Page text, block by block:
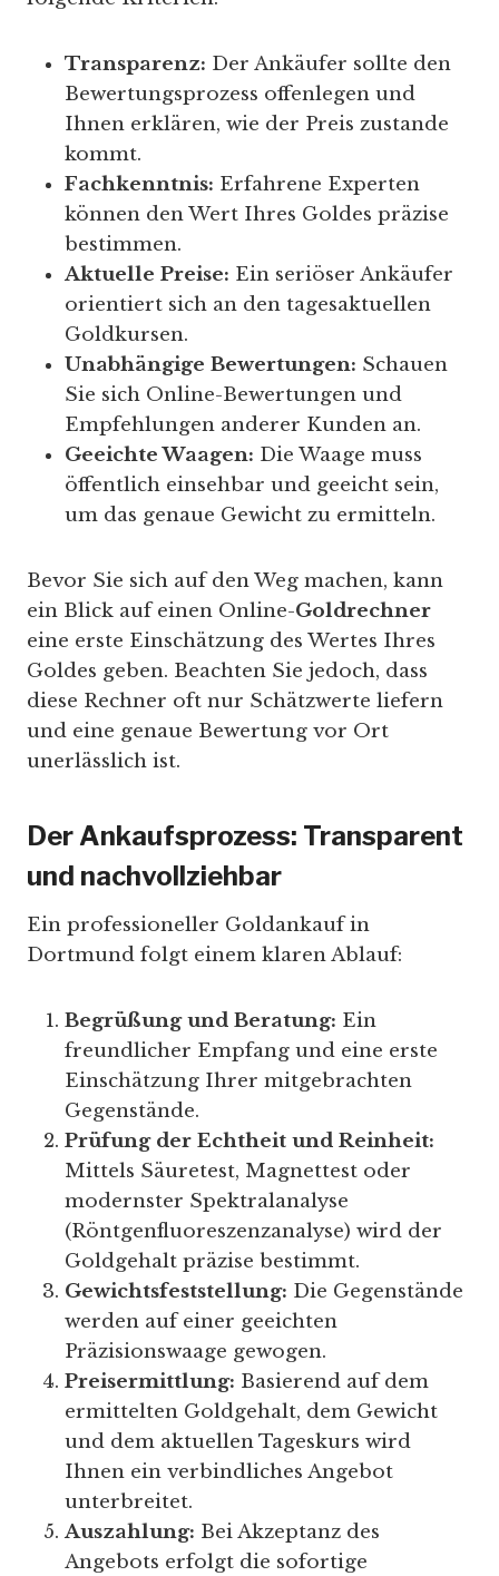
Transparenz: Der Ankäufer sollte den
Bewertungsprozess offenlegen und
Ihnen erklären, wie der Preis zustande
kommt.
Fachkenntnis: Erfahrene Experten
können den Wert Ihres Goldes präzise
bestimmen.
Aktuelle Preise: Ein seriöser Ankäufer
orientiert sich an den tagesaktuellen
Goldkursen.
Unabhängige Bewertungen: Schauen
Sie sich Online-Bewertungen und
Empfehlungen anderer Kunden an.
Geeichte Waagen: Die Waage muss
öffentlich einsehbar und geeicht sein,
um das genaue Gewicht zu ermitteln.
Bevor Sie sich auf den Weg machen, kann
ein Blick auf einen Online-Goldrechner
eine erste Einschätzung des Wertes Ihres
Goldes geben. Beachten Sie jedoch, dass
diese Rechner oft nur Schätzwerte liefern
und eine genaue Bewertung vor Ort
unerlässlich ist.
Der Ankaufsprozess: Transparent
und nachvollziehbar
Ein professioneller Goldankauf in
Dortmund folgt einem klaren Ablauf:
Begrüßung und Beratung: Ein
freundlicher Empfang und eine erste
Einschätzung Ihrer mitgebrachten
Gegenstände.
Prüfung der Echtheit und Reinheit:
Mittels Säuretest, Magnettest oder
modernster Spektralanalyse
(Röntgenfluoreszenzanalyse) wird der
Goldgehalt präzise bestimmt.
Gewichtsfeststellung: Die Gegenstände
werden auf einer geeichten
Präzisionswaage gewogen.
Preisermittlung: Basierend auf dem
ermittelten Goldgehalt, dem Gewicht
und dem aktuellen Tageskurs wird
Ihnen ein verbindliches Angebot
unterbreitet.
Auszahlung: Bei Akzeptanz des
Angebots erfolgt die sofortige